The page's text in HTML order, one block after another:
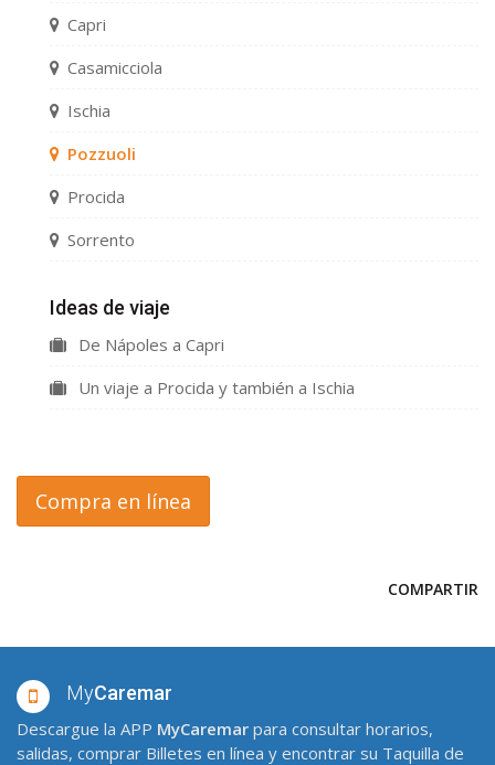
Capri
Casamicciola
Ischia
Pozzuoli
Procida
Sorrento
Ideas de viaje
De Nápoles a Capri
Un viaje a Procida y también a Ischia
Compra en línea
COMPARTIR
MyCaremar
Descargue la APP MyCaremar para consultar horarios,
salidas, comprar Billetes en línea y encontrar su Taquilla de